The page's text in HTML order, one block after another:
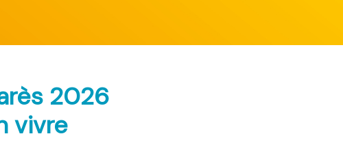
2026
vivre